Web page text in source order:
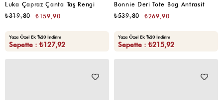
Luka Çapraz Çanta Taş Rengi
₺159,90
₺319,80
Yaza Özel Ek %20 İndirim
Sepette : ₺127,92
Bonnie Deri Tote Bag Antrasit
₺269,90
₺539,80
Yaza Özel Ek %20 İndirim
Sepette : ₺215,92